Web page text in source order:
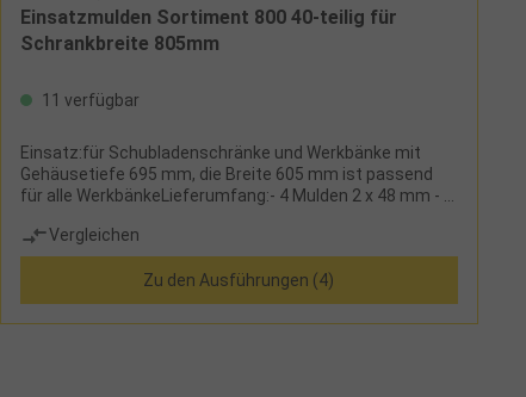
Einsatzmulden Sortiment 800 40-teilig für
Schrankbreite 805mm
11 verfügbar
Einsatz:für Schubladenschränke und Werkbänke mit
Gehäusetiefe 695 mm, die Breite 605 mm ist passend
für alle WerkbänkeLieferumfang:- 4 Mulden 2 x 48 mm - 8
WändeVergleichen
Zu den Ausführungen (4)